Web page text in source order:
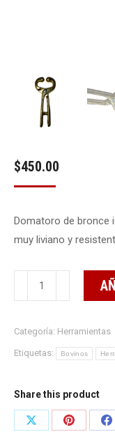
$450.00
Domatoro de bronce
muy liviano y
cantidad
Categoría: Herramientas
Etiquetas: Bovinos
Share this product
Share
Share